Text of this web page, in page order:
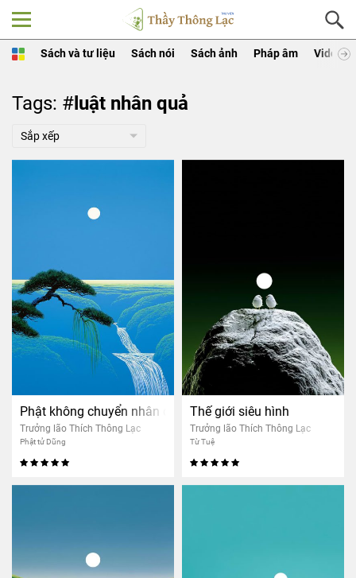
Sách và tư liệu Sách nói Sách ảnh Pháp âm Video
Tags: # luật nhân quả
Phật không chuyển nhân quả người khác
Trưởng lão Thích Thông Lạc
Phật tử Dũng
Thế giới siêu hình
Trưởng lão Thích Thông Lạc
Từ Tuệ